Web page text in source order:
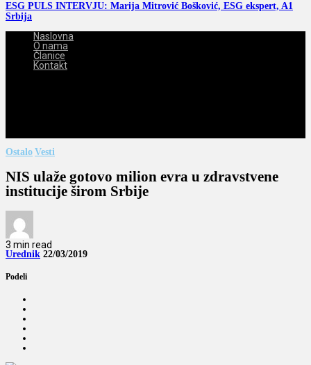
ESG PULS INTERVJU: Marija Mitrović Bošković, ESG ekspert, A1
Srbija
Naslovna
O nama
Članice
Kontakt
Ostalo Vesti
NIS ulaže gotovo milion evra u zdravstvene
institucije širom Srbije
3 min read
Urednik 22/03/2019
Podeli